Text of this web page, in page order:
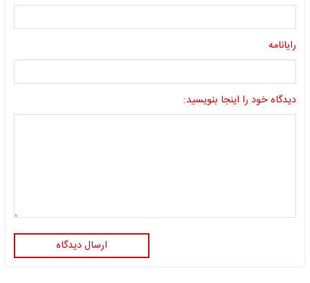
رایانامه
دیدگاه خود را اینجا بنویسید:
ارسال دیدگاه